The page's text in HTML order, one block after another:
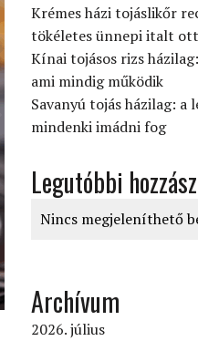
Krémes házi tojáslikőr
tökéletes ünnepi italt
Kínai tojásos rizs
ami mindig működik
Savanyú tojás házilag: a
mindenki imádni fog
Legutóbbi
Nincs megjeleníthető
Archívum
2026. július